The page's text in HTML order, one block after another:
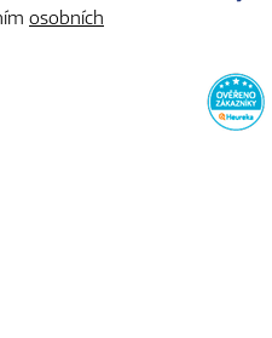
osobních